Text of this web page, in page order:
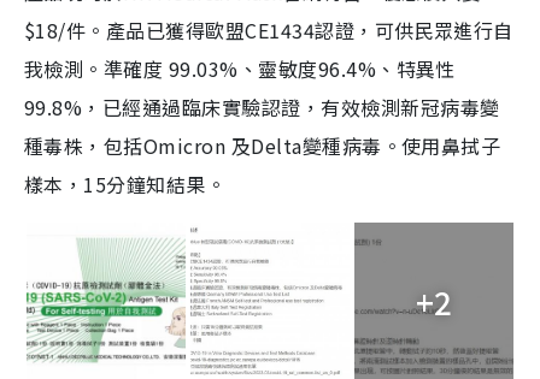
$18/件。產品已獲得歐盟CE1434認證，可供民眾進行自
我檢測。準確度 99.03%、靈敏度96.4%、特異性
99.8%，已經通過臨床實驗認證，有效檢測新冠病毒變
種毒株，包括Omicron 及Delta變種病毒。使用鼻拭子
樣本，15分鐘知結果。
+2